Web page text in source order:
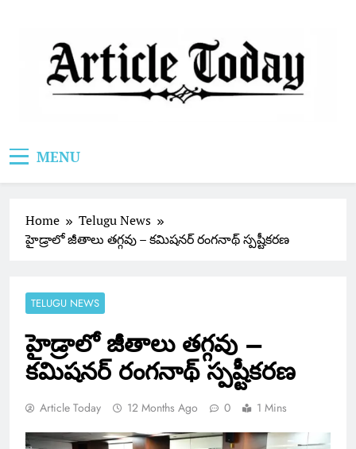
MENU
Home
Telugu News
హైడ్రాలో జీతాలు తగ్గవు – కమిషనర్ రంగనాథ్ స్పష్టీకరణ
TELUGU NEWS
హైడ్రాలో జీతాలు తగ్గవు –
కమిషనర్ రంగనాథ్ స్పష్టీకరణ
Article Today 12 Months Ago 0 1 Mins